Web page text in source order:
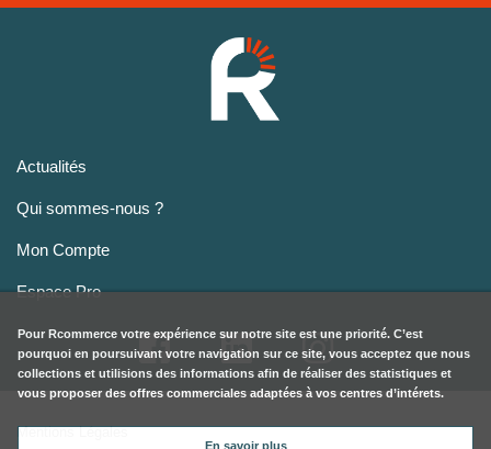
Actualités
Qui sommes-nous ?
Mon Compte
Espace Pro
Mentions Légales
Pour Rcommerce votre expérience sur notre site est une priorité. C’est
pourquoi en poursuivant votre navigation sur ce site, vous acceptez que nous
collections et utilisions des informations afin de réaliser des statistiques et
vous proposer des offres commerciales adaptées à vos centres d’intérets.
En savoir plus